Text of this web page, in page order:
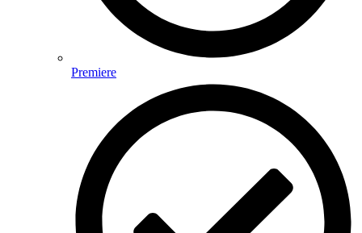
Premiere